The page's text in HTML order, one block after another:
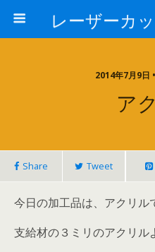
2014年7月9
ア
Share Tweet
今日の加工品は、アクリル
支給材の３ミリのアクリル